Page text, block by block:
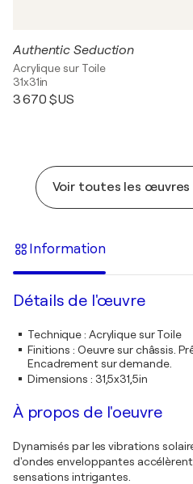
Authentic Seduction
Acrylique sur Toile
31x31in
3 670 $US
Voir toutes les œuvres
Information
Détails de l'œuvre
Technique: Acrylique sur Toile
Finitions : Oeuvre sur châssis.
Encadrement sur demande.
Dimensions : 31,5x31,5in
À propos de l'oeuvre
Dynamisés par les vibrations
d'ondes enveloppantes
sensations intrigantes.